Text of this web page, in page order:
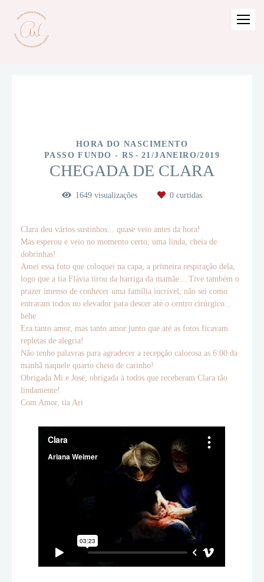
HORA DO NASCIMENTO
PASSO FUNDO - RS
21/JANEIRO/2019
CHEGADA DE CLARA
1649 visualizações 0 curtidas
Clara deu vários sustinhos... quase veio antes da hora!
Mas esperou e veio no momento certo, uma linda, cheia de
dobrinhas!
Amei essa foto que coloquei na capa, a primeira respiração dela,
logo que a tia Flávia tirou da barriga da mamãe... Tive também o
prazer imenso de conhecer uma família incrível, não sei como
entraram todos no elevador para descer até o centro cirúrgico...
hehe
Era tanto amor, mas tanto amor junto que até as fotos ficavam
repletas de alegria!
Não tenho palavras para agradecer a recepção calorosa as 6:00 da
manhã naquele quarto cheio de carinho!
Obrigada Mi e José, obrigada à todos que receberam Clara tão
lindamente!
Com Amor, tia Ari